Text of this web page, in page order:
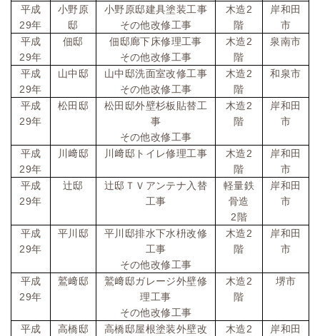
平成
29年
小野原
邸
小野原邸建具塗装工事
その他改修工事
木造2
階
岸和田
市
平成
29年
佃邸
佃邸廊下床修理工事
その他改修工事
木造2
階
泉南市
平成
29年
山中邸
山中邸洗面室改修工事
その他改修工事
木造2
階
和泉市
平成
29年
松田邸
松田邸外壁杉板貼替工
事
その他改修工事
木造2
階
岸和田
市
平成
29年
川﨑邸 川﨑邸トイレ修理工事 木造2
階
岸和田
市
平成
29年
辻邸
辻邸ＴＶアンテナ入替
工事
軽量鉄
骨造
2 階
岸和田
市
平成
29年
平川邸
平川邸排水下水枡改修
工事
その他改修工事
木造2
階
岸和田
市
平成
29年
鷲﨑邸
鷲﨑邸ガレージ外壁修
理工事
その他改修工事
木造2
階
堺市
平成 高橋邸
高橋邸屋根塗装外壁改
木造2
岸和田